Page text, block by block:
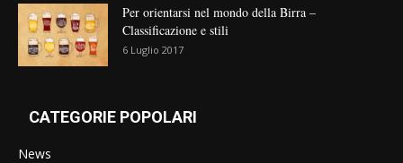
Per orientarsi nel mondo della Birra –
Classificazione e stili
6 Luglio 2017
CATEGORIE POPOLARI
News